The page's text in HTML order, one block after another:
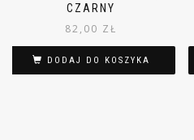
CZARNY
82,00 ZŁ
DODAJ DO KOSZYKA